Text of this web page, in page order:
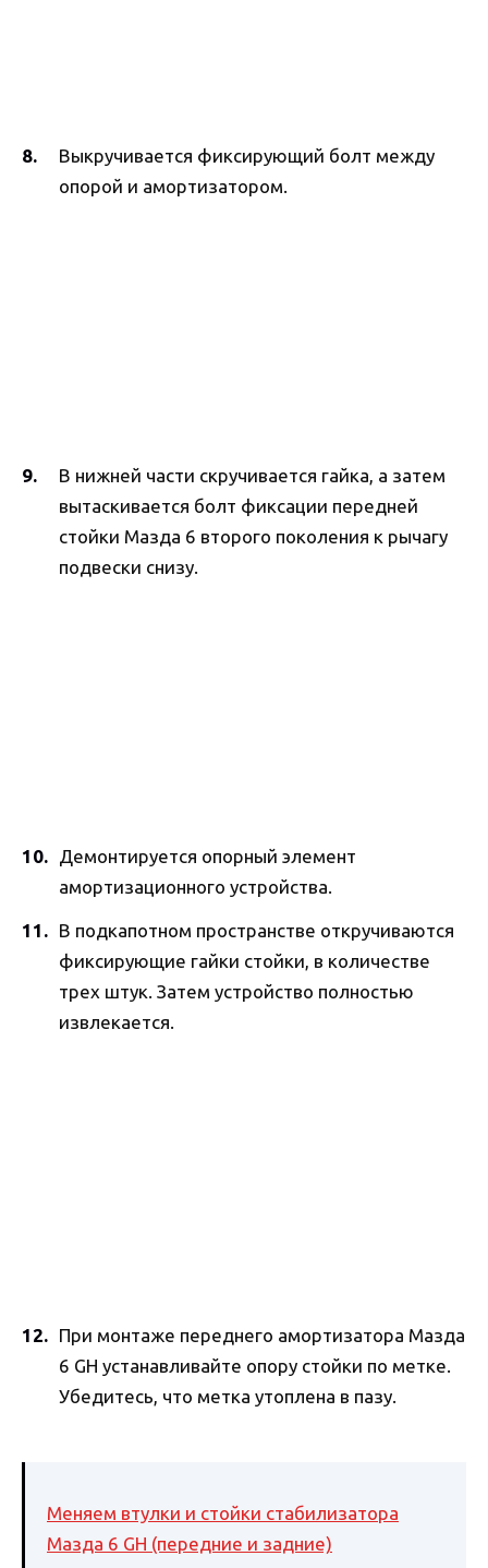
Выкручивается фиксирующий болт между
опорой и амортизатором.
В нижней части скручивается гайка, а затем
вытаскивается болт фиксации передней
стойки Мазда 6 второго поколения к рычагу
подвески снизу.
Демонтируется опорный элемент
амортизационного устройства.
В подкапотном пространстве откручиваются
фиксирующие гайки стойки, в количестве
трех штук. Затем устройство полностью
извлекается.
При монтаже переднего амортизатора Мазда
6 GH устанавливайте опору стойки по метке.
Убедитесь, что метка утоплена в пазу.
Меняем втулки и стойки стабилизатора
Мазда 6 GH (передние и задние)